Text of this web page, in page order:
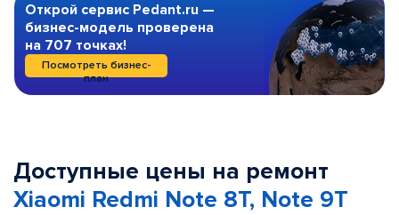
Открой сервис Pedant.ru —
бизнес-модель проверена
на 707 точках!
Посмотреть бизнес-
план
Доступные цены на ремонт
Xiaomi Redmi Note 8T, Note 9T